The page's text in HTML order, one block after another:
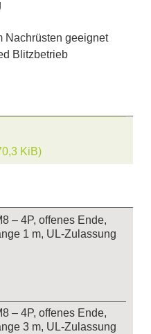
Nachrüsten geeignet
Blitzbetrieb
KiB)
– 4P, offenes Ende,
1 m, UL-Zulassung
– 4P, offenes Ende,
3 m, UL-Zulassung